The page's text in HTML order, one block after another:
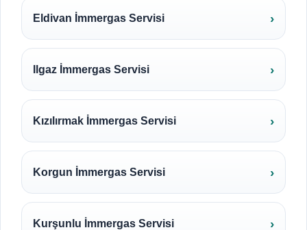
Eldivan İmmergas Servisi
Ilgaz İmmergas Servisi
Kızılırmak İmmergas Servisi
Korgun İmmergas Servisi
Kurşunlu İmmergas Servisi